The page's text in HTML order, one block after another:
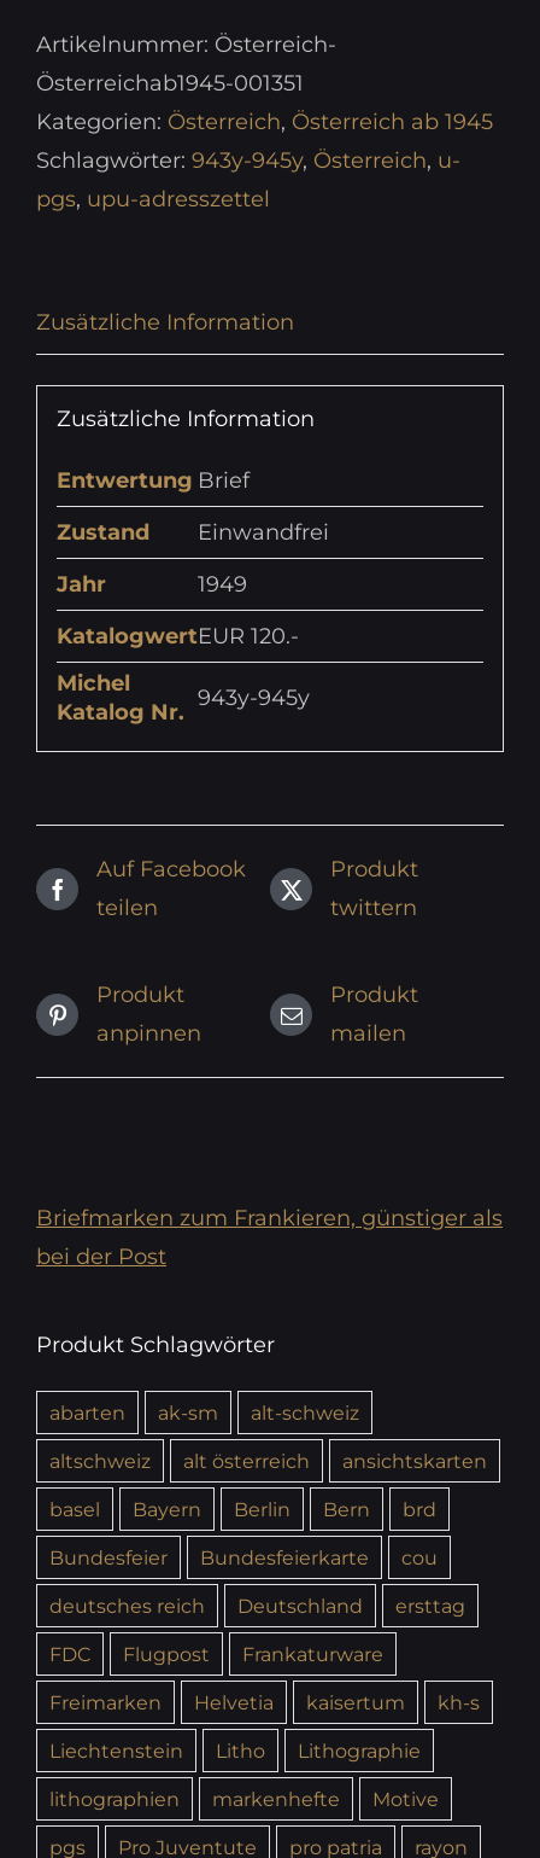
Artikelnummer: Österreich-
Österreichab1945-001351
Kategorien: Österreich, Österreich ab 1945
Schlagwörter: 943y-945y, Österreich, u-
pgs, upu-adresszettel
Zusätzliche Information
Zusätzliche Information
Entwertung Brief
Zustand
Einwandfrei
Jahr
1949
KatalogwertEUR 120.-
Michel
Katalog Nr.
943y-945y
Auf Facebook
teilen
Produkt
twittern
Produkt
anpinnen
Produkt
mailen
Briefmarken zum Frankieren, günstiger als
bei der Post
Produkt Schlagwörter
abarten ak-sm
alt-schweiz
altschweiz
alt österreich
ansichtskarten
basel
Bayern Berlin Bern
brd
Bundesfeier
Bundesfeierkarte
cou
deutsches reich
Deutschland
ersttag
FDC
Flugpost
Frankaturware
Freimarken
Helvetia kaisertum
kh-s
Liechtenstein
Litho
Lithographie
lithographien
markenhefte
Motive
pgs
Pro Juventute pro patria rayon